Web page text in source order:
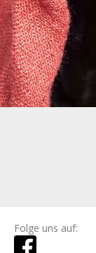
Folge uns auf: